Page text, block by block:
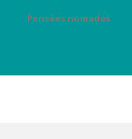
Pensées nomades